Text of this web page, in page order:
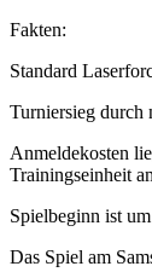
Fakten:
Standard
Turniersieg durch
Anmeldekosten
Trainingseinheit
Spielbeginn ist
Das Spiel am